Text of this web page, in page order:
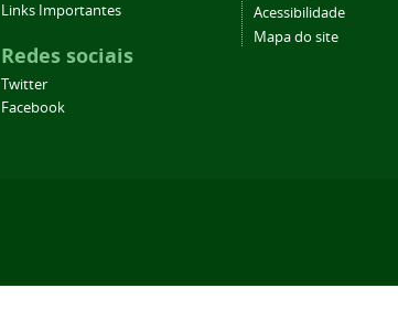
Links Importantes
Redes sociais
Twitter
Facebook
Acessibilidade
Mapa do site